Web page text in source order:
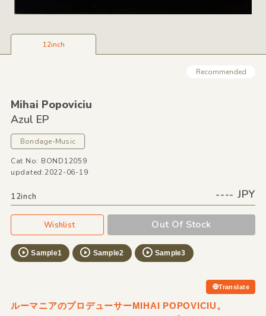
12inch
Recommended
Mihai Popoviciu
Azul EP
Bondage-Music
Cat No: BOND12059
updated:2022-06-19
12inch ---- JPY
Wishlist Out Of Stock
Sample1 Sample2 Sample3
Translate
ルーマニアのプロデューサーMIHAI POPOVICIU。